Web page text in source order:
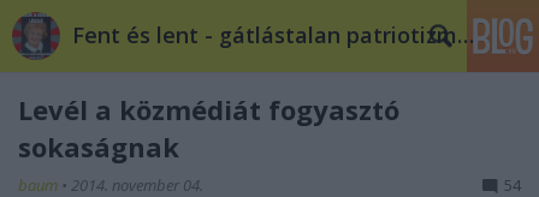
Fent és lent - gátlástalan patriotizmus
Levél a közmédiát fogyasztó
sokaságnak
baum • 2014. november 04. 54